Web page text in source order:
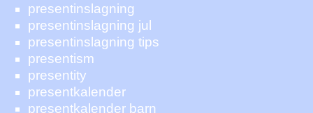
presentinslagning
presentinslagning jul
presentinslagning tips
presentism
presentity
presentkalender
presentkalender barn